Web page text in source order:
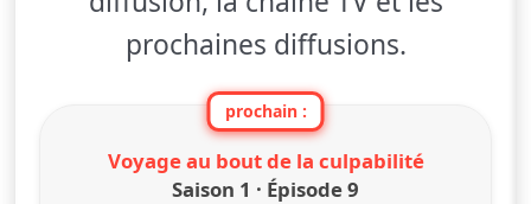
prochaines diffusions.
prochain :
Voyage au bout de la culpabilité
Saison 1 · Épisode 9